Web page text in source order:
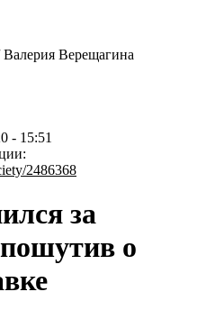
Валерия Верещагина
- 15:51
2486368
за
о